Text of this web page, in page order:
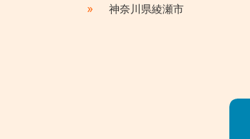
» 神奈川県綾瀬市